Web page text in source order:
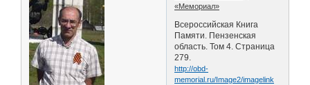
«Мемориал»
Всероссийская Книга
Памяти. Пензенская
область. Том 4. Страница
279.
http://obd-
memorial.ru/Image2/imagelink